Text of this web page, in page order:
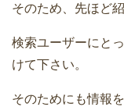
そのため、先ほど
検索ユーザーにと
けて下さい。
そのためにも情報